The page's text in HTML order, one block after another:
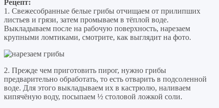
Рецепт:
1. Свежесобранные белые грибы отчищаем от прилипших
листьев и грязи, затем промываем в тёплой воде.
Выкладываем после на рабочую поверхность, нарезаем
крупными ломтиками, смотрите, как выглядит на фото.
2. Прежде чем приготовить пирог, нужно грибы
предварительно обработать, то есть отварить в подсоленной
воде. Для этого выкладываем их в кастрюлю, наливаем
кипячёную воду, посыпаем ½ столовой ложкой соли.